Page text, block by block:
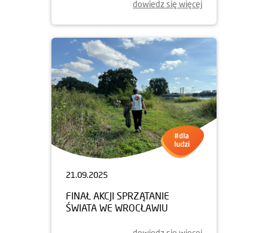
dowiedz się więcej
21.09.2025
FINAŁ AKCJI SPRZĄTANIE
ŚWIATA WE WROCŁAWIU